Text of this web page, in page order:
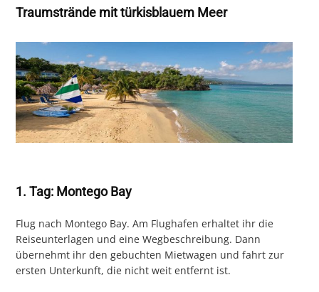
Traumstrände mit türkisblauem Meer
1. Tag: Montego Bay
Flug nach Montego Bay. Am Flughafen erhaltet ihr die
Reiseunterlagen und eine Wegbeschreibung. Dann
übernehmt ihr den gebuchten Mietwagen und fahrt zur
ersten Unterkunft, die nicht weit entfernt ist.